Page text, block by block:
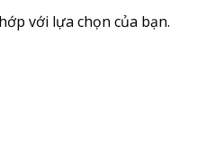
với lựa chọn của bạn.